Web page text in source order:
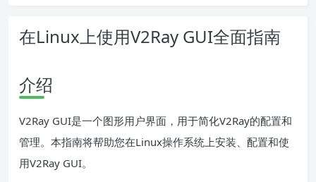
在Linux上使用V2Ray GUI全面指南
介绍
V2Ray GUI是一个图形用户界面，用于简化V2Ray的配置和
管理。本指南将帮助您在Linux操作系统上安装、配置和使
用V2Ray GUI。